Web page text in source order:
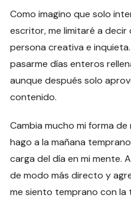
Como imagino que solo
escritor, me limitaré a decir
persona creativa e
pasarme días enteros
aunque después solo
contenido.
Cambia mucho mi forma
hago a la mañana
carga del día en mi mente.
de modo más directo y
me siento temprano con la